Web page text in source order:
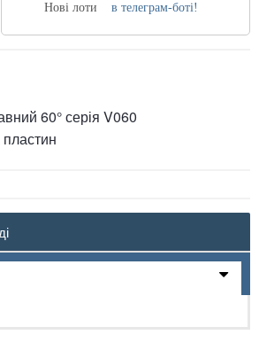
Нові лоти
в телеграм-боті!
60° серія V060
пластин